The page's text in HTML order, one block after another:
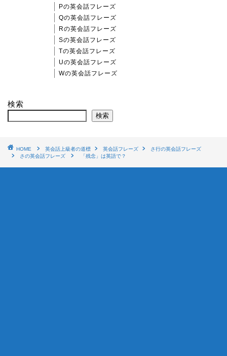
Pの英会話フレーズ
Qの英会話フレーズ
Rの英会話フレーズ
Sの英会話フレーズ
Tの英会話フレーズ
Uの英会話フレーズ
Wの英会話フレーズ
検索
検索
HOME 英会話上級者の道標 英会話フレーズ
さ行の英会話フレーズ
さの英会話フレーズ
「残念」は英語で？